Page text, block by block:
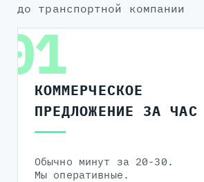
до транспортной компании
01
КОММЕРЧЕСКОЕ
ПРЕДЛОЖЕНИЕ ЗА ЧАС
Обычно минут за 20-30.
Мы оперативные.